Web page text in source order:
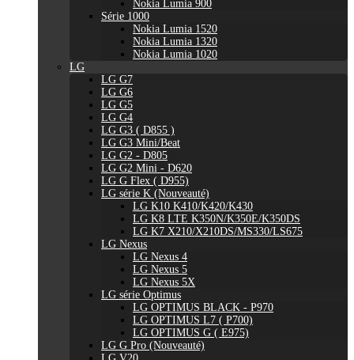
Nokia Lumia 900
Série 1000
Nokia Lumia 1520
Nokia Lumia 1320
Nokia Lumia 1020
LG
LG G7
LG G6
LG G5
LG G4
LG G3 ( D855 )
LG G3 Mini/Beat
LG G2 - D805
LG G2 Mini - D620
LG G Flex ( D955)
LG série K (Nouveauté)
LG K10 K410/K420/K430
LG K8 LTE K350N/K350E/K350DS
LG K7 X210/X210DS/MS330/LS675
LG Nexus
LG Nexus 4
LG Nexus 5
LG Nexus 5X
LG série Optimus
LG OPTIMUS BLACK - P970
LG OPTIMUS L7 ( P700)
LG OPTIMUS G ( E975)
LG G Pro (Nouveauté)